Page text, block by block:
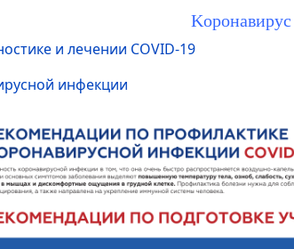
и лечении COVID-19
инфекции